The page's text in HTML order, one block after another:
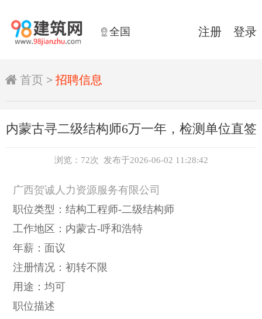
全国 注册 登录
 首页 > 招聘信息
内蒙古寻二级结构师6万一年，检测单位直签
浏览：72次 发布于2026-06-02 11:28:42
广西贺诚人力资源服务有限公司
职位类型：结构工程师-二级结构师
工作地区：内蒙古-呼和浩特
年薪：面议
注册情况：初转不限
用途：均可
职位描述